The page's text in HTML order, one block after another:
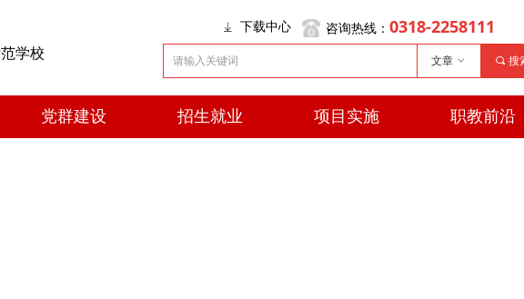
学校 끠 搜
文章 ꀁ
咨询热线： 0318-2258111
党群建设 招生就业 项目实施 职教前沿
ꄈ 下载中心